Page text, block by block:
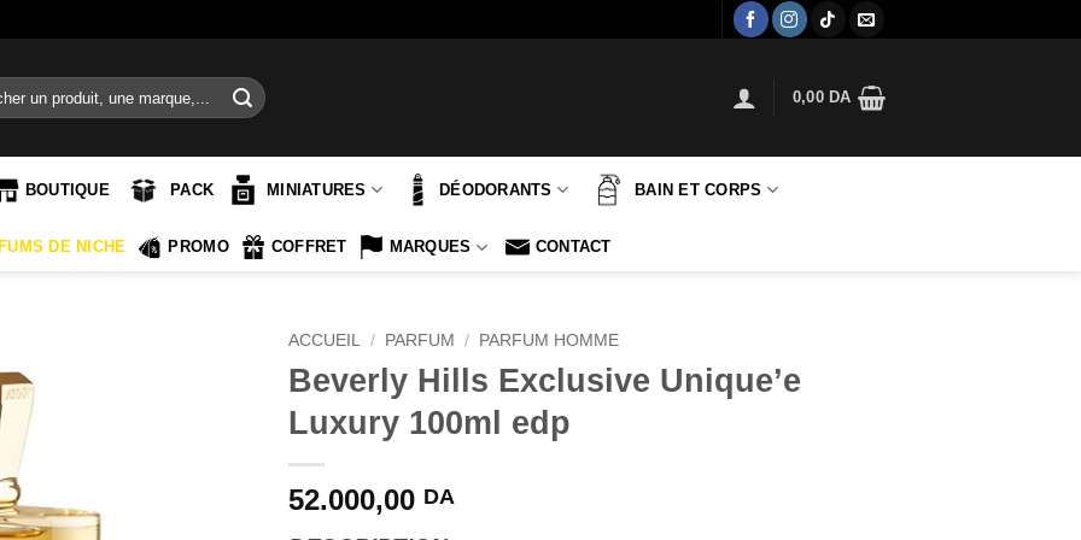
0,00 DA
BOUTIQUE PACK MINIATURES DÉODORANTS BAIN ET CORPS
DE NICHE PROMO COFFRET MARQUES CONTACT
ACCUEIL / PARFUM / PARFUM HOMME
Beverly Hills Exclusive Unique’e
Luxury 100ml edp
52.000,00 DA